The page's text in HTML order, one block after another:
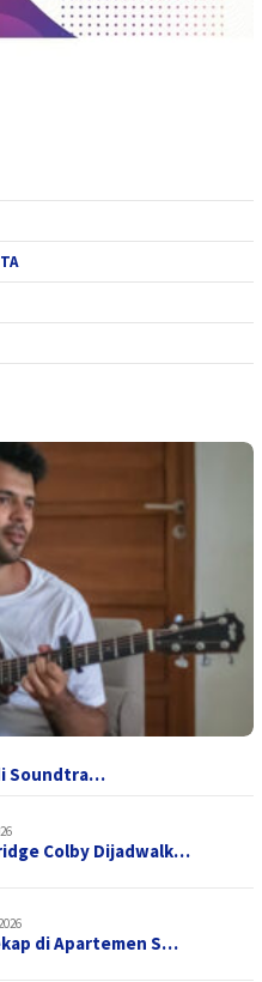
Soundtra…
Colby Dijadwalk…
di Apartemen S…